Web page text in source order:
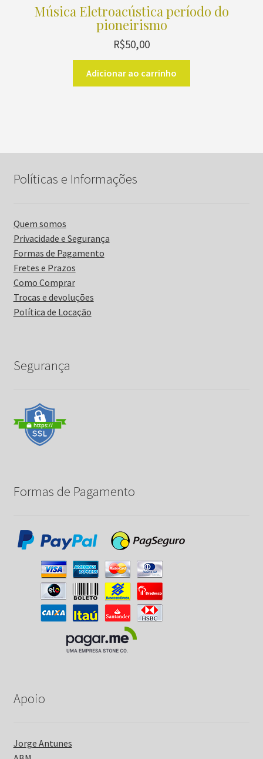
Música Eletroacústica período do
pioneirismo
R$50,00
Adicionar ao carrinho
Políticas e Informações
Quem somos
Privacidade e Segurança
Formas de Pagamento
Fretes e Prazos
Como Comprar
Trocas e devoluções
Política de Locação
Segurança
Formas de Pagamento
Apoio
Jorge Antunes